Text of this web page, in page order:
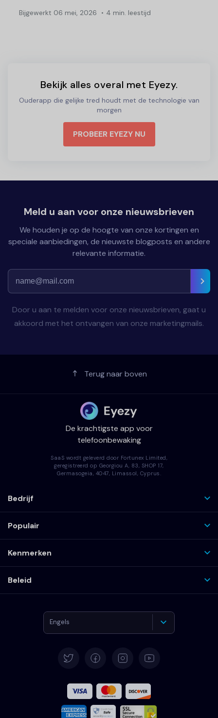
Bijgewerkt 06 mei, 2026 4 min. leestijd
Bekijk alles overal met Eyezy.
Ouderapp die gelijke tred houdt met de technologie van
morgen
PROBEER EYEZY NU
Meld u aan voor onze nieuwsbrieven
We houden je op de hoogte van onze kortingen en
speciale aanbiedingen, de nieuwste blogposts en andere
relevante informatie.
Door u aan te melden voor onze nieuwsbrieven, gaat u
akkoord met het ontvangen van onze marketingmails.
Terug naar boven
De krachtigste app voor
telefoonbewaking
SaaS wordt geleverd door Fortunex Limited,
geregistreerd op Georgiou A, 83, SHOP 17,
Germasogeia, 4047, Limassol, Cyprus.
Bedrijf
Populair
Kenmerken
Beleid
Engels